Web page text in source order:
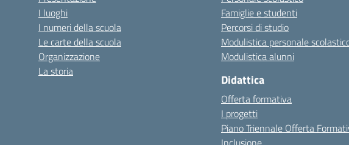
I luoghi
I numeri della scuola
Le carte della scuola
Organizzazione
La storia
Famiglie e studenti
Percorsi di studio
Modulistica personale
Modulistica alunni
Didattica
Offerta formativa
I progetti
Piano Triennale Offerta